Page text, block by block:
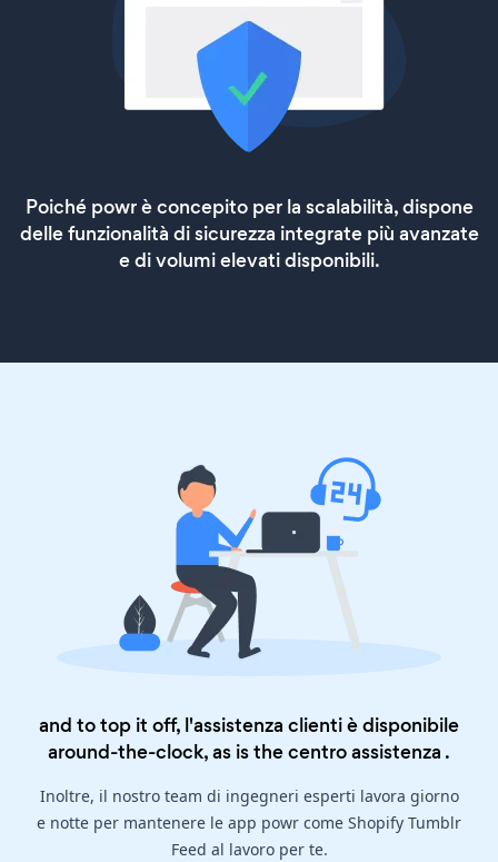
Poiché powr è concepito per la scalabilità, dispone
delle funzionalità di sicurezza integrate più avanzate
e di volumi elevati disponibili.
and to top it off, l'assistenza clienti è disponibile
around-the-clock, as is thecentro assistenza .
Inoltre, il nostro team di ingegneri esperti lavora giorno
e notte per mantenere le app powr come Shopify Tumblr
Feed al lavoro per te.